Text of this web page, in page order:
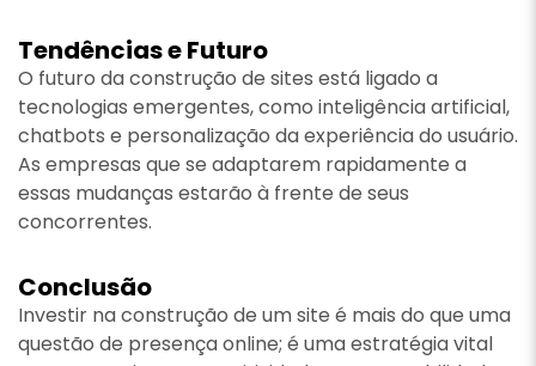
Tendências e Futuro
O futuro da construção de sites está ligado a
tecnologias emergentes, como inteligência artificial,
chatbots e personalização da experiência do usuário.
As empresas que se adaptarem rapidamente a
essas mudanças estarão à frente de seus
concorrentes.
Conclusão
Investir na construção de um site é mais do que uma
questão de presença online; é uma estratégia vital